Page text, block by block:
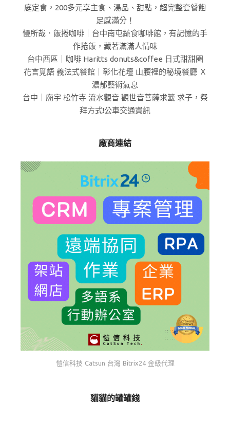
庭定食，200多元享主食、湯品、甜點，超完整套餐飽
足感滿分！
慢所哉．飯捲咖啡｜台中南屯蔬食咖啡館，有記憶的手
作捲飯，藏著滿滿人情味
台中西區｜咖啡 Haritts donuts&coffee 日式甜甜圈
花言覓語 義法式餐館｜彰化花壇 山腰裡的秘境餐廳 Ｘ
濃郁藝術氣息
台中｜廟宇 松竹寺 流水觀音 觀世音菩薩求籤 求子，祭
拜方式!公車交通資訊
廠商連結
愷信科技 Catsun 台灣 Bitrix24 金級代理
貓貓的罐罐錢